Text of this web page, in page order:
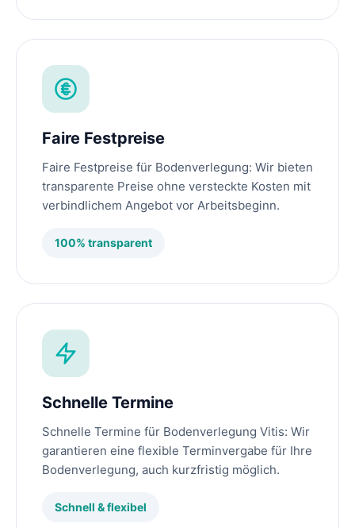
Faire Festpreise
Faire Festpreise für Bodenverlegung: Wir bieten
transparente Preise ohne versteckte Kosten mit
verbindlichem Angebot vor Arbeitsbeginn.
100% transparent
Schnelle Termine
Schnelle Termine für Bodenverlegung Vitis: Wir
garantieren eine flexible Terminvergabe für Ihre
Bodenverlegung, auch kurzfristig möglich.
Schnell & flexibel